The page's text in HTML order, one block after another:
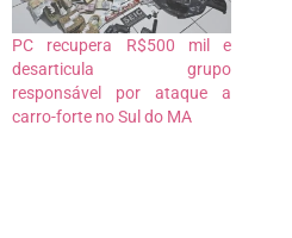
PC recupera R$500 mil e
desarticula grupo
responsável por ataque a
carro-forte no Sul do MA